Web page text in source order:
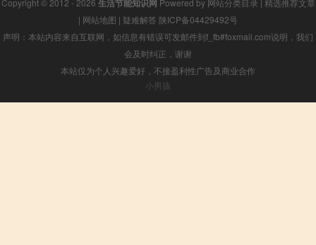
Copyright © 2012 - 2026 生活节能知识网 Powered by 网站分类目录 | 精选推荐文章
| 网站地图 | 疑难解答 陕ICP备04429492号
声明：本站内容来自互联网，如信息有错误可发邮件到f_fb#foxmail.com说明，我们
会及时纠正，谢谢
本站仅为个人兴趣爱好，不接盈利性广告及商业合作
小男孩